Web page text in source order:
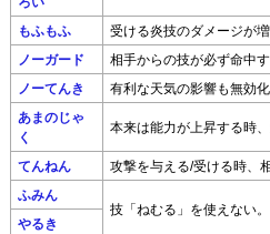
もふもふ 受ける炎技のダメージが増
ノーガード 相手からの技が必ず命中す
ノーてんき 有利な天気の影響も無効化
あまのじゃ
く
本来は能力が上昇する時、
てんねん 攻撃を与える/受ける時、
ふみん
技「ねむる」を使えない。
やるき